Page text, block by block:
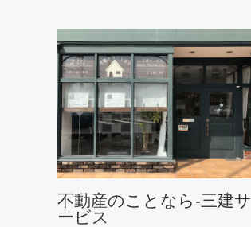
不動産のことなら-三建サ
ービス